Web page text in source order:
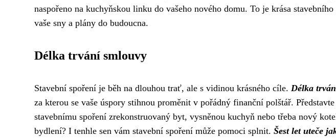
naspořeno na kuchyňskou linku do vašeho nového domu. To je krása
vaše sny a plány do budoucna.
Délka trvání smlouvy
Stavební spoření je běh na dlouhou trať, ale s vidinou krásného cíle. Délka
za kterou se vaše úspory stihnou proměnit v pořádný finanční polštář.
stavebnímu spoření zrekonstruovaný byt, vysněnou kuchyň nebo třeba nový
bydlení? I tenhle sen vám stavební spoření může pomoci splnit. Šest let uteče